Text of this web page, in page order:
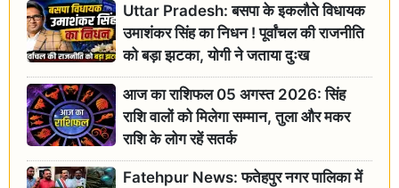
Uttar Pradesh: बसपा के इकलौते विधायक
उमाशंकर सिंह का निधन ! पूर्वांचल की राजनीति
को बड़ा झटका, योगी ने जताया दुःख
आज का राशिफल 05 अगस्त 2026: सिंह
राशि वालों को मिलेगा सम्मान, तुला और मकर
राशि के लोग रहें सतर्क
Fatehpur News: फतेहपुर नगर पालिका में